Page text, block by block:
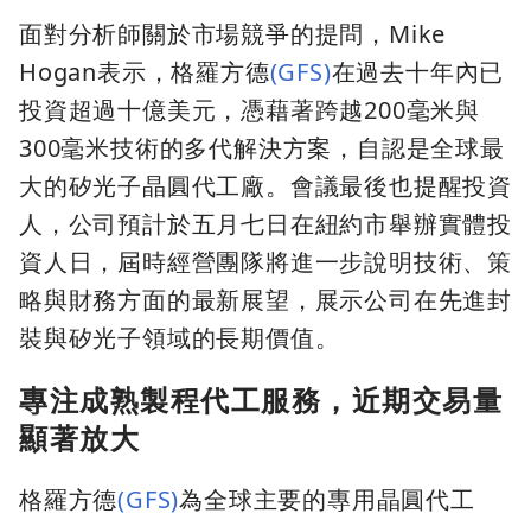
面對分析師關於市場競爭的提問，Mike
Hogan表示，格羅方德(GFS)在過去十年內已
投資超過十億美元，憑藉著跨越200毫米與
300毫米技術的多代解決方案，自認是全球最
大的矽光子晶圓代工廠。會議最後也提醒投資
人，公司預計於五月七日在紐約市舉辦實體投
資人日，屆時經營團隊將進一步說明技術、策
略與財務方面的最新展望，展示公司在先進封
裝與矽光子領域的長期價值。
專注成熟製程代工服務，近期交易量
顯著放大
格羅方德(GFS)為全球主要的專用晶圓代工